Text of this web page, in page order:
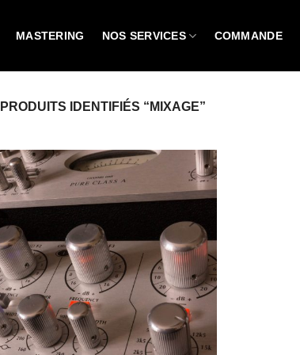
MASTERING NOS SERVICES COMMANDE
PRODUITS IDENTIFIÉS “MIXAGE”